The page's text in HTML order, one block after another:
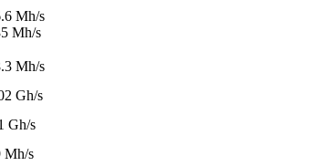
Mh/s
Mh/s
Mh/s
Gh/s
Gh/s
Mh/s